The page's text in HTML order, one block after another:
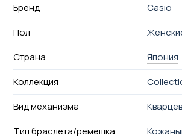
Бренд
Casio
Пол
Страна
Япония
Коллекция
Вид механизма
Тип браслета/ремешка